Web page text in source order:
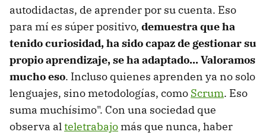
autodidactas, de aprender por su cuenta. Eso
para mí es súper positivo, demuestra que ha
tenido curiosidad, ha sido capaz de gestionar su
propio aprendizaje, se ha adaptado... Valoramos
mucho eso. Incluso quienes aprenden ya no solo
lenguajes, sino metodologías, como Scrum. Eso
suma muchísimo". Con una sociedad que
observa alteletrabajo más que nunca, haber